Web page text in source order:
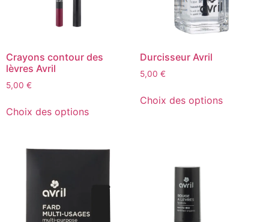
Crayons contour des
lèvres Avril
5,00 €
Choix des options
Durcisseur Avril
5,00 €
Choix des options